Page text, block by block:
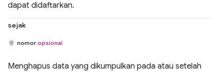
dapat didaftarkan.
sejak
nomor opsional
Menghapus data yang dikumpulkan pada atau setelah